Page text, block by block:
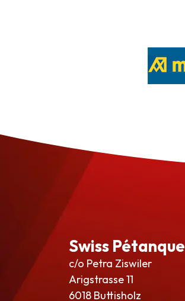
Swiss Pétanque
c/o Petra Ziswiler
Arigstrasse 11
6018 Buttisholz